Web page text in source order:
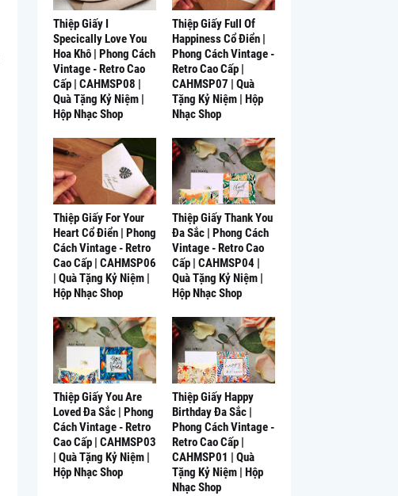
Thiệp Giấy I
Specically Love You
Hoa Khô | Phong Cách
Vintage - Retro Cao
Cấp | CAHMSP08 |
Quà Tặng Kỷ Niệm |
Hộp Nhạc Shop
Thiệp Giấy Full Of
Happiness Cổ Điển |
Phong Cách Vintage -
Retro Cao Cấp |
CAHMSP07 | Quà
Tặng Kỷ Niệm | Hộp
Nhạc Shop
Thiệp Giấy For Your
Heart Cổ Điển | Phong
Cách Vintage - Retro
Cao Cấp | CAHMSP06
| Quà Tặng Kỷ Niệm |
Hộp Nhạc Shop
Thiệp Giấy Thank You
Đa Sắc | Phong Cách
Vintage - Retro Cao
Cấp | CAHMSP04 |
Quà Tặng Kỷ Niệm |
Hộp Nhạc Shop
Thiệp Giấy You Are
Loved Đa Sắc | Phong
Cách Vintage - Retro
Cao Cấp | CAHMSP03
| Quà Tặng Kỷ Niệm |
Hộp Nhạc Shop
Thiệp Giấy Happy
Birthday Đa Sắc |
Phong Cách Vintage -
Retro Cao Cấp |
CAHMSP01 | Quà
Tặng Kỷ Niệm | Hộp
Nhạc Shop